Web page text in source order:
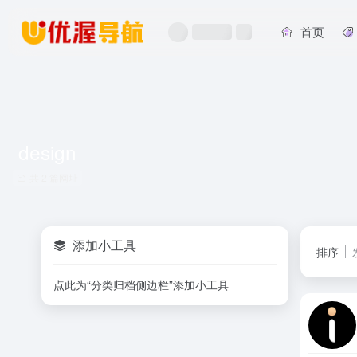
首页
排序
添加小工具
点此为“分类归档侧边栏”添加小工具